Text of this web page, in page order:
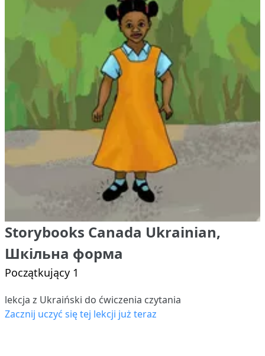
Storybooks Canada Ukrainian,
Шкільна форма
Początkujący 1
lekcja z Ukraiński do ćwiczenia czytania
Zacznij uczyć się tej lekcji już teraz